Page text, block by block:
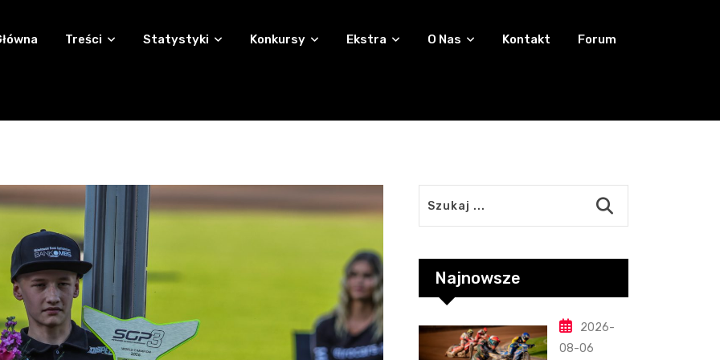
Treści Statystyki Konkursy Ekstra O Nas Kontakt Forum
Najnowsze
2026-
08-06